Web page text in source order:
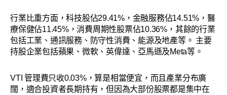
行業比重方面，科技股佔29.41%，金融服務佔14.51%，醫
療保健佔11.45%，消費周期性股票佔10.36%，其餘的行業
包括工業、通訊服務、防守性消費、能源及地產等。 主要
持股企業包括蘋果、微軟、英偉達、亞馬遜及Meta等。
VTI 管理費只收0.03%，算是相當便宜，而且產業分布廣
闊，適合投資者長期持有，但因為大部份股票都是集中在